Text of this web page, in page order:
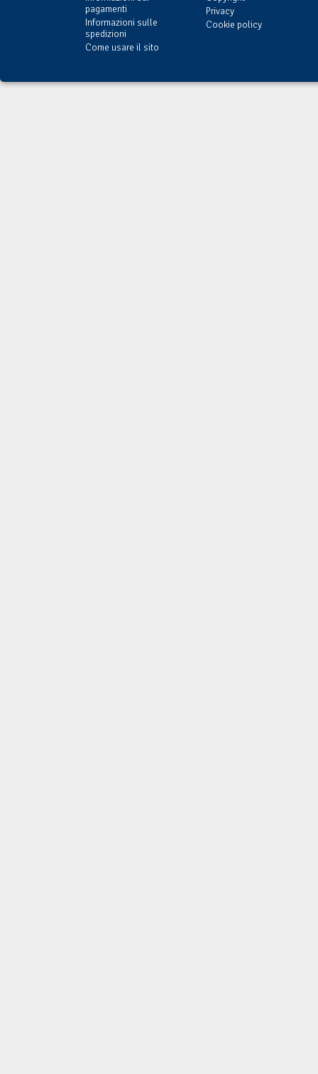
pagamenti
Informazioni sulle
spedizioni
Come usare il sito
Privacy
Cookie policy